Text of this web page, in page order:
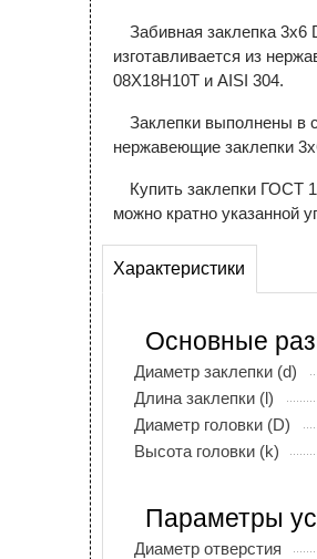
Забивная заклепка 3х6
изготавливается из
08Х18Н10Т и AISI 304.
Заклепки выполнены в
нержавеющие заклепки
Купить заклепки ГОСТ
можно кратно указанной
Характеристики
Основные
Диаметр заклепки (d)
Длина заклепки (l)
Диаметр головки (D)
Высота головки (k)
Параметры
Диаметр отверстия